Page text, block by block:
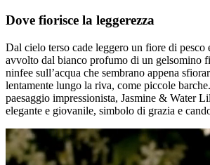
Dove fiorisce la leggerezza
Dal cielo terso cade leggero un fiore di pesco
avvolto dal bianco profumo di un gelsomino
ninfee sull’acqua che sembrano appena
lentamente lungo la riva, come piccole
paesaggio impressionista, Jasmine & Water
elegante e giovanile, simbolo di grazia e